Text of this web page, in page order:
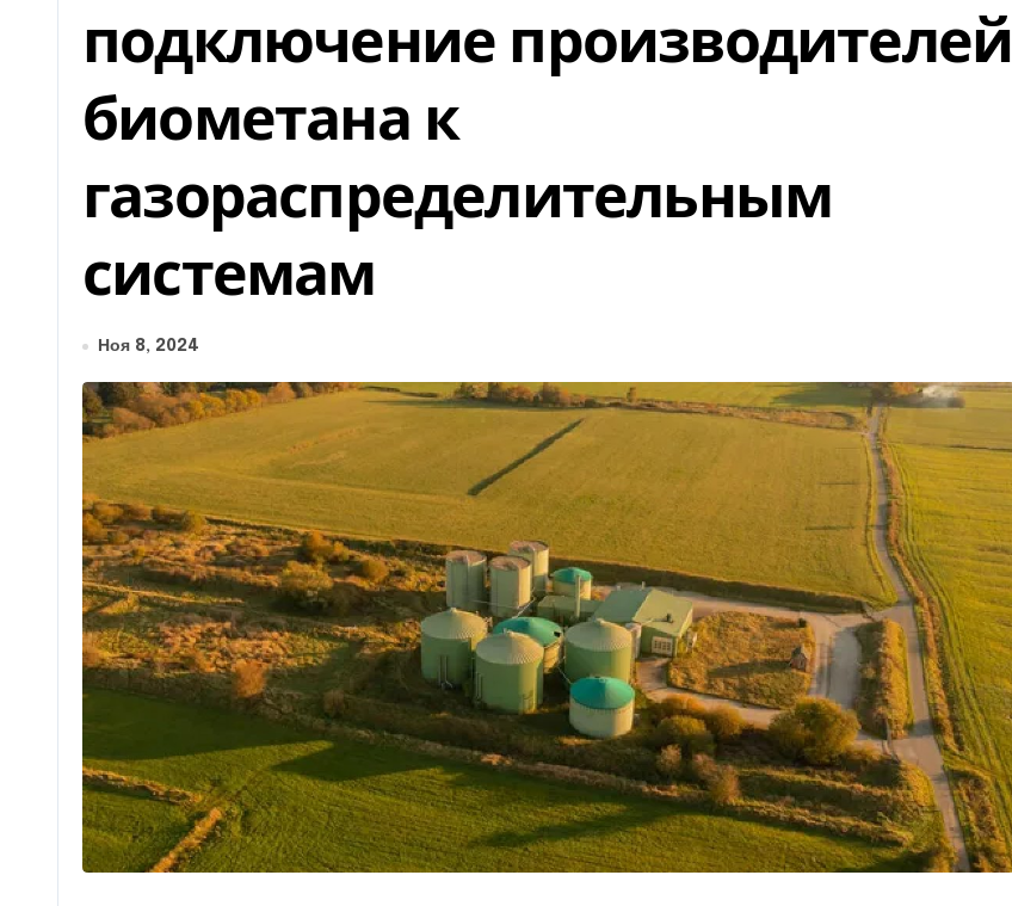
подключение производителей
биометана к
газораспределительным
системам
Ноя 8, 2024